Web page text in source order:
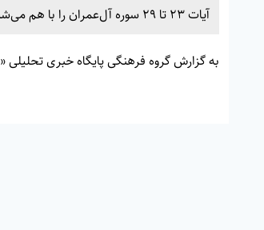
آیات 23 تا 29 سوره آل‌عمران را با هم می‌شنویم.
به گزارش گروه فرهنگی پایگاه خبری تحلیلی «